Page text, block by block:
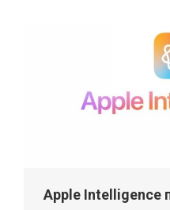
Apple Intelligence